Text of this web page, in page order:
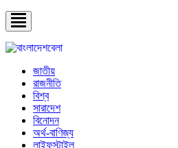
জাতীয়
রাজনীতি
বিশ্ব
সারাদেশ
বিনোদন
অর্থ-বাণিজ্য
লাইফস্টাইল